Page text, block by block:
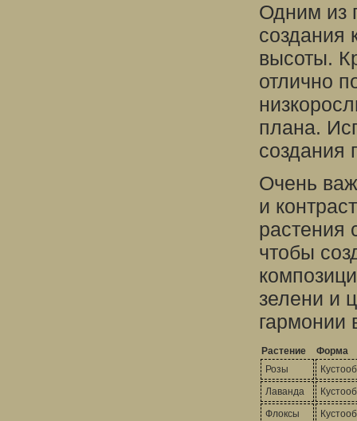
Одним из
создания
высоты.
отлично
плана.
создания
Очень
и
растения
чтобы
зелени и
гармонии
Растение
Форма
Розы
Лаванда
Флоксы